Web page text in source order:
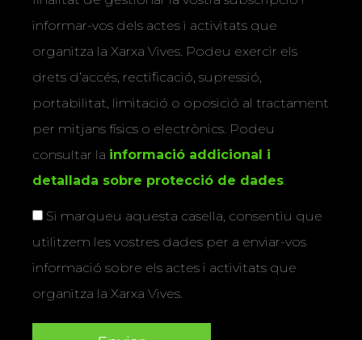
informar-vos dels actes i activitats que
organitza la Xarxa Vives. Podeu exercir els
drets d’accés, rectificació, supressió,
portabilitat, limitació o oposició al tractament
per mitjans físics o electrònics. Podeu
consultar la informació addicional i
detallada sobre protecció de dades.
Si marqueu aquesta casella, consentiu que
utilitzem les vostres dades per a enviar-vos
informació sobre els actes i activitats que
organitza la Xarxa Vives.